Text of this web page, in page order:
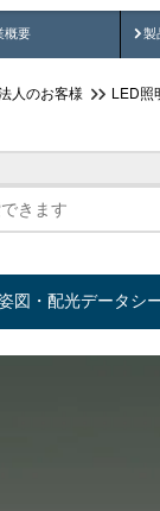
概要 製
人のお客様 LED照
図・配光データシ